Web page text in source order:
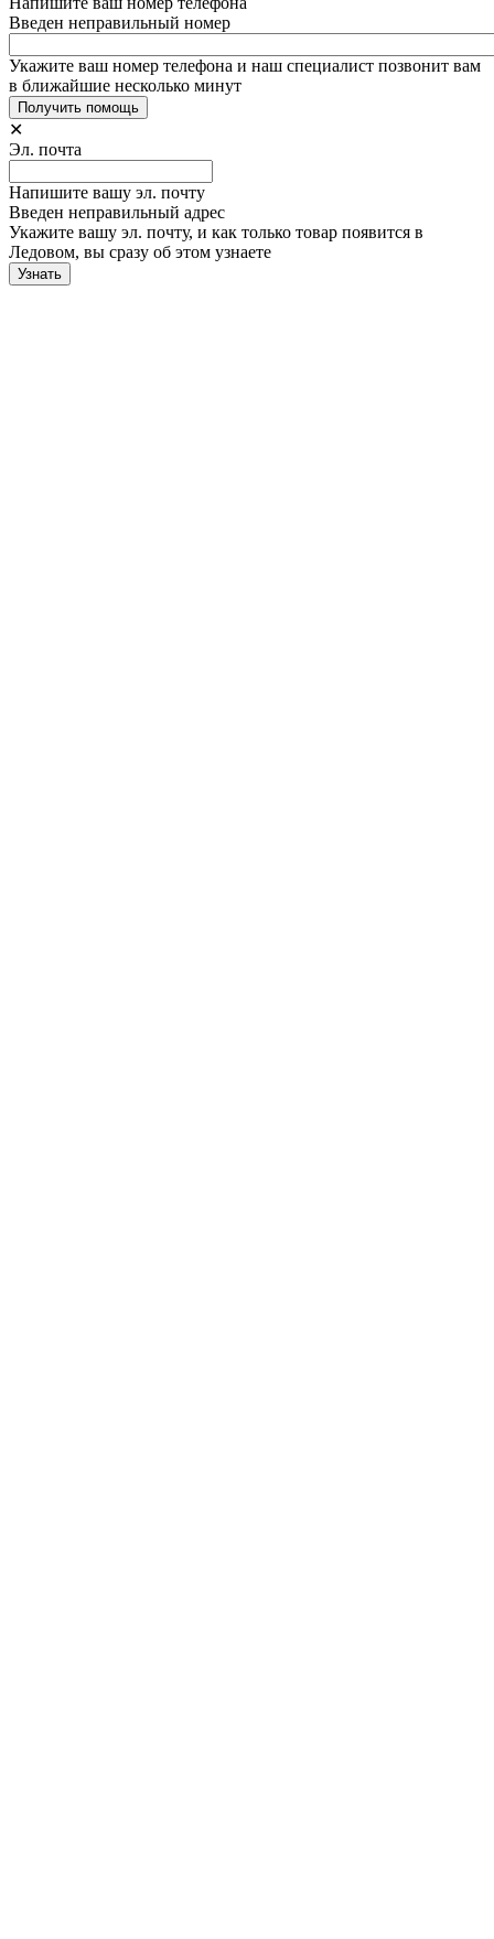
Введен неправильный номер
Укажите ваш номер телефона и наш специалист позвонит вам
в ближайшие несколько минут
✕
Эл. почта
Напишите вашу эл. почту
Введен неправильный адрес
Укажите вашу эл. почту, и как только товар появится в
Ледовом, вы сразу об этом узнаете